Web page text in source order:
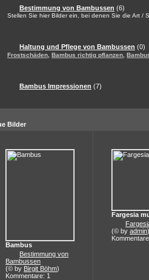
Bestimmung von Bambussen (6)
Stellen Sie hier Bilder ein, bei denen Sie die Art /
Haltung und Pflege von Bambussen (0)
Frostschäden Bambus richtig pflanzen
Bambus Impressionen (7)
Bilder
Bambus
Bestimmung von
Bambussen
(© by Birgit Böhm)
Kommentare: 1
Fargesia
(© by admin)